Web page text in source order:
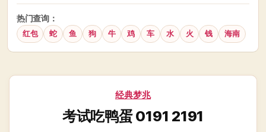
热门查询：
红包 蛇 鱼 狗 牛 鸡 车 水 火 钱 海南
分
经典梦兆
考试吃鸭蛋 0191 2191